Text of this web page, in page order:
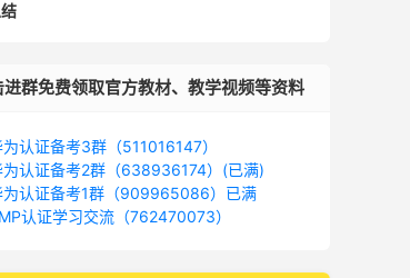
进群免费领取官方教材、教学视频等资料
认证备考3群（511016147）
为认证备考2群（638936174）(已满)
为认证备考1群（909965086）已满
认证学习交流（762470073）